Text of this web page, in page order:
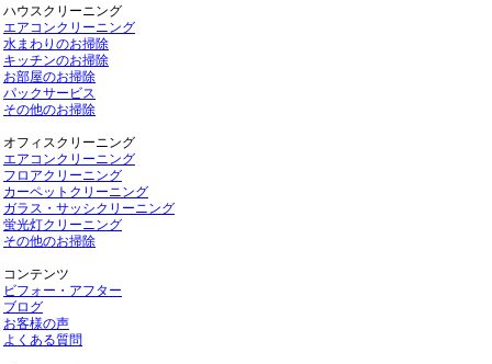
ハウスクリーニング
エアコンクリーニング
水まわりのお掃除
キッチンのお掃除
お部屋のお掃除
パックサービス
その他のお掃除
オフィスクリーニング
エアコンクリーニング
フロアクリーニング
カーペットクリーニング
ガラス・サッシクリーニング
蛍光灯クリーニング
その他のお掃除
コンテンツ
ビフォー・アフター
ブログ
お客様の声
よくある質問